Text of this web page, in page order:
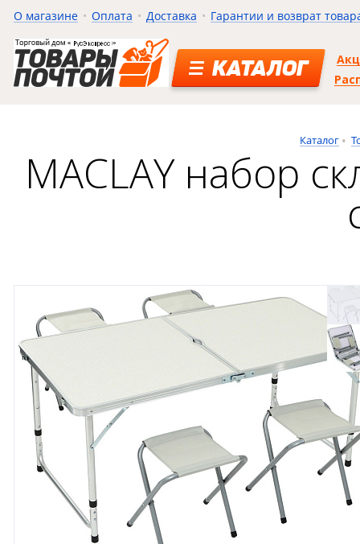
О магазине Оплата Доставка Гарантии и возврат
КАТАЛОГ
Каталог
MACLAY набор